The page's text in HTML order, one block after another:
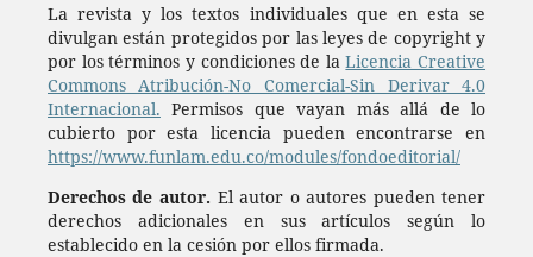
La revista y los textos individuales que en esta se
divulgan están protegidos por las leyes de copyright y
por los términos y condiciones de laLicencia Creative
Commons Atribución-No Comercial-Sin Derivar 4.0
Internacional. Permisos que vayan más allá de lo
cubierto por esta licencia pueden encontrarse en
https://www.funlam.edu.co/modules/fondoeditorial/
Derechos de autor. El autor o autores pueden tener
derechos adicionales en sus artículos según lo
establecido en la cesión por ellos firmada.